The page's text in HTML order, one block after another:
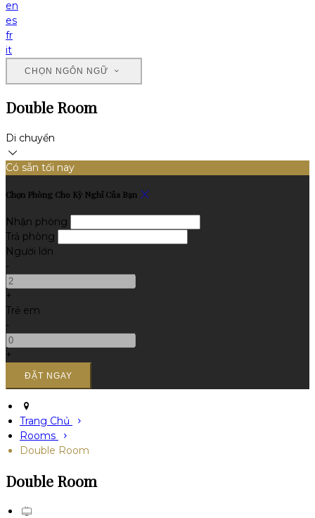
en
es
fr
it
CHỌN NGÔN NGỮ
Double Room
Di chuyển
Có sẵn tối nay
Chọn Phòng Cho Kỳ Nghỉ Của Bạn
Nhận phòng
Trả phòng
Người lớn
-
+
Trẻ em
-
+
Trang Chủ
Rooms
Double Room
Double Room